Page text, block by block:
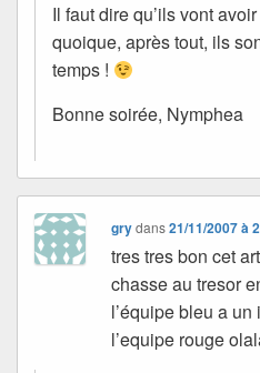
Il faut dire qu’ils vont
quoique, après tout, ils
temps !
Bonne soirée, Nymphea
grydans21/11/2007 à
tres tres bon cet
chasse au tresor
l’équipe bleu a
l’equipe rouge